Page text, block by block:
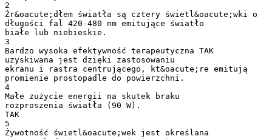
2
Źr&oacute;dłem światła są cztery świetl&oacute;wki o
długości fal 420-480 nm emitujące światło
białe lub niebieskie.
3
Bardzo wysoka efektywność terapeutyczna TAK
uzyskiwana jest dzięki zastosowaniu
ekranu i rastra centrującego, kt&oacute;re emitują
promienie prostopadle do powierzchni.
4
Małe zużycie energii na skutek braku
rozproszenia światła (90 W).
TAK
5
Żywotność świetl&oacute;wek jest określana